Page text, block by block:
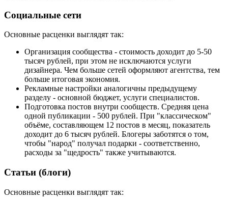
Социальные сети
Основные расценки выглядят так:
Организация сообщества - стоимость доходит до 5-50
тысяч рублей, при этом не исключаются услуги
дизайнера. Чем больше сетей оформляют агентства, тем
больше итоговая экономия.
Рекламные настройки аналогичны предыдущему
разделу - основной бюджет, услуги специалистов.
Подготовка постов внутри сообществ. Средняя цена
одной публикации - 500 рублей. При "классическом"
объёме, составляющем 12 постов в месяц, показатель
доходит до 6 тысяч рублей. Блогеры заботятся о том,
чтобы "народ" получал подарки - соответственно,
расходы за "щедрость" также учитываются.
Статьи (блоги)
Основные расценки выглядят так: